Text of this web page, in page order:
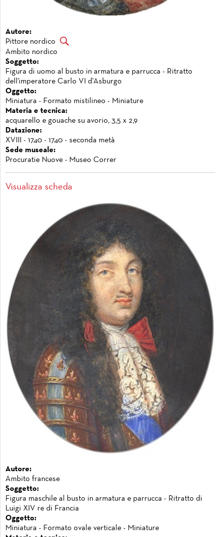
Autore:
Pittore nordico
Ambito nordico
Soggetto:
Figura di uomo al busto in armatura e parrucca - Ritratto
dell'imperatore Carlo VI d'Asburgo
Oggetto:
Miniatura - Formato mistilineo - Miniature
Materia e tecnica:
acquarello e gouache su avorio, 3,5 x 2,9
Datazione:
XVIII - 1740 - 1740 - seconda metà
Sede museale:
Procuratie Nuove - Museo Correr
Visualizza scheda
Autore:
Ambito francese
Soggetto:
Figura maschile al busto in armatura e parrucca - Ritratto di
Luigi XIV re di Francia
Oggetto:
Miniatura - Formato ovale verticale - Miniature